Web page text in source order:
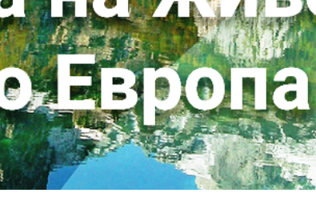
Завршени конкурси